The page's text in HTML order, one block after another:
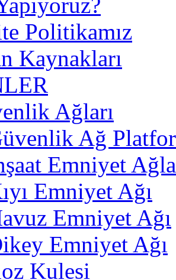
Politikamız
Kaynakları
Ağları
Ağ
Emniyet
Emniyet Ağı
Emniyet Ağı
Emniyet Ağı
Kulesi